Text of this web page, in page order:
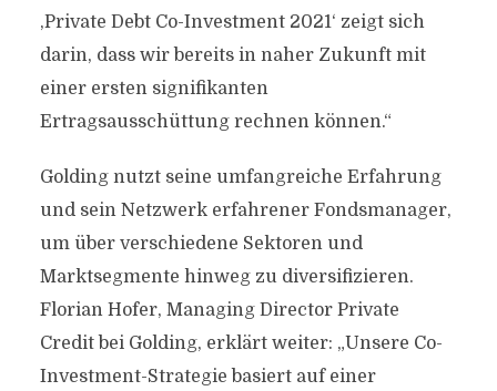
‚Private Debt Co-Investment 2021‘ zeigt sich
darin, dass wir bereits in naher Zukunft mit
einer ersten signifikanten
Ertragsausschüttung rechnen können.“
Golding nutzt seine umfangreiche Erfahrung
und sein Netzwerk erfahrener Fondsmanager,
um über verschiedene Sektoren und
Marktsegmente hinweg zu diversifizieren.
Florian Hofer, Managing Director Private
Credit bei Golding, erklärt weiter: „Unsere Co-
Investment-Strategie basiert auf einer